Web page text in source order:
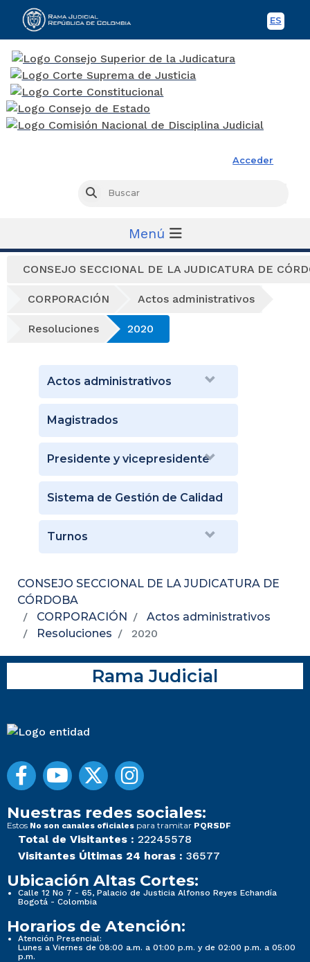
ES
Acceder
Buscar
Menú
CONSEJO SECCIONAL DE LA JUDICATURA DE
CORPORACIÓN Actos administrativos
Resoluciones 2020
Actos administrativos
Magistrados
Presidente y vicepresidente
Sistema de Gestión de Calidad
Turnos
CONSEJO SECCIONAL DE LA JUDICATURA DE
CÓRDOBA
CORPORACIÓN
Actos administrativos
Resoluciones
2020
Rama Judicial
Nuestras redes sociales:
Estos No son canales oficiales para tramitar PQRSDF
Total de Visitantes : 22245578
Visitantes Últimas 24 horas : 36577
Ubicación Altas Cortes:
Calle 12 No 7 - 65, Palacio de Justicia Alfonso Reyes Echandía
Bogotá - Colombia
Horarios de Atención:
Atención Presencial:
Lunes a Viernes de 08:00 a.m. a 01:00 p.m. y de 02:00 p.m. a 05:00
p.m.